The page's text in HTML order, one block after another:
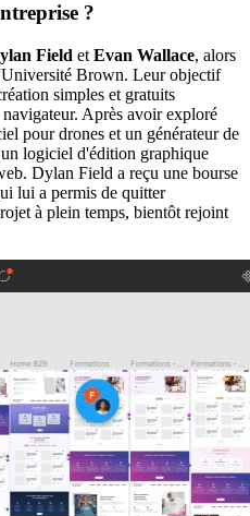
?
Field et Evan Wallace, alors
Brown. Leur objectif
simples et gratuits
Après avoir exploré
pour drones et un générateur de
logiciel d'édition graphique
Dylan Field a reçu une bourse
lui a permis de quitter
à plein temps, bientôt rejoint